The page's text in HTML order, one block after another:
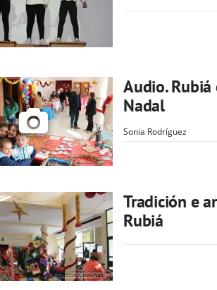
Audio.
Nadal
Sonia Rodríguez
Tradición e
Rubiá